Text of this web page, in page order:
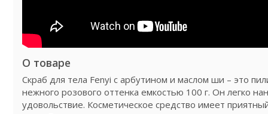
О товаре
Скраб для тела Fenyi с арбутином и маслом ши – это
нежного розового оттенка емкостью 100 г. Он легко
удовольствие. Косметическое средство имеет